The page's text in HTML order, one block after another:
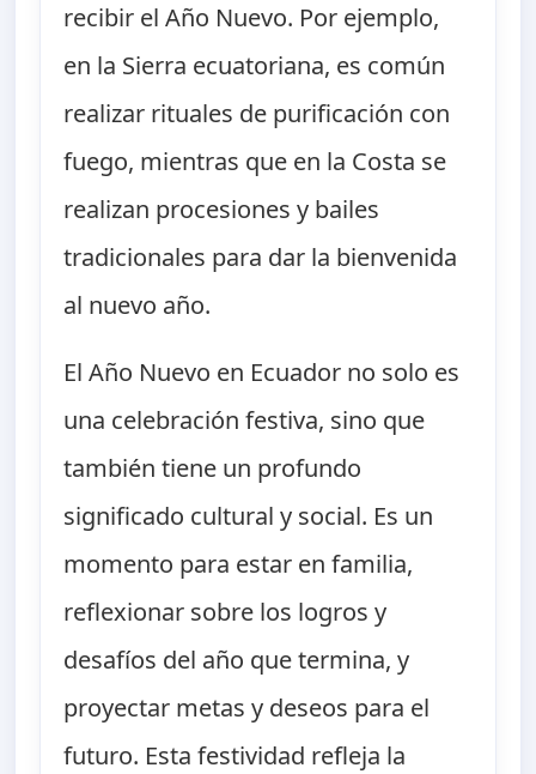
recibir el Año Nuevo. Por ejemplo,
en la Sierra ecuatoriana, es común
realizar rituales de purificación con
fuego, mientras que en la Costa se
realizan procesiones y bailes
tradicionales para dar la bienvenida
al nuevo año.
El Año Nuevo en Ecuador no solo es
una celebración festiva, sino que
también tiene un profundo
significado cultural y social. Es un
momento para estar en familia,
reflexionar sobre los logros y
desafíos del año que termina, y
proyectar metas y deseos para el
futuro. Esta festividad refleja la